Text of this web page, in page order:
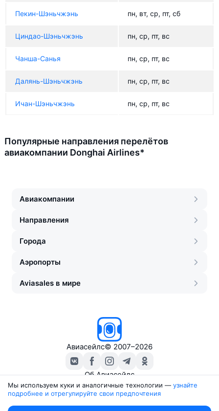
Пекин-Шэньчжэнь пн, вт, ср, пт, сб
Циндао-Шэньчжэнь пн, ср, пт, вс
Чанша-Санья пн, ср, пт, вс
Далянь-Шэньчжэнь пн, ср, пт, вс
Ичан-Шэньчжэнь пн, ср, пт, вс
Популярные направления перелётов
авиакомпании Donghai Airlines*
Авиакомпании
Направления
Города
Аэропорты
Aviasales в мире
Авиасейлс© 2007–2026
Об Авиасейлс
Пресс‑центр
Travelpayouts
Мы используем куки и аналогичные технологии — узнайте
подробнее и отрегулируйте свои предпочтения